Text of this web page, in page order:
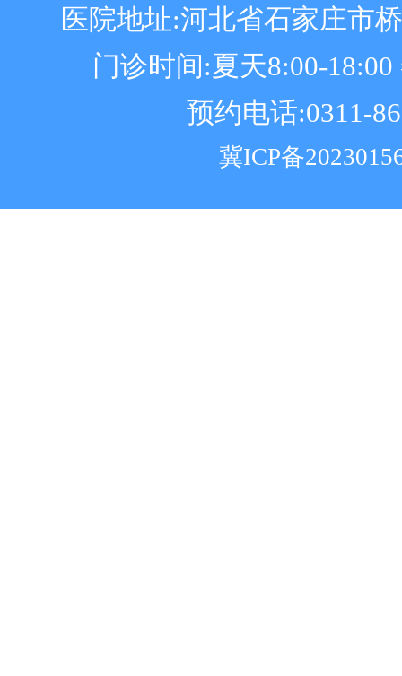
医院地址:河北省石家庄市
门诊时间:夏天8:00-18:00
预约电话:0311-
冀ICP备